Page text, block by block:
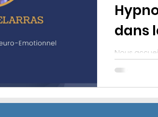
dans
Nous
traumas